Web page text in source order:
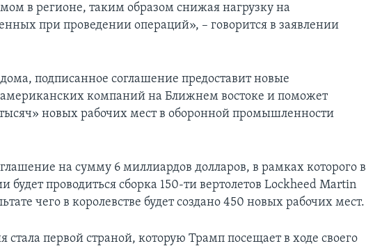
в регионе, таким образом снижая нагрузку на
при проведении операций», – говорится в заявлении
подписанное соглашение предоставит новые
компаний на Ближнем востоке и поможет
тысяч» новых рабочих мест в оборонной промышленности
на сумму 6 миллиардов долларов, в рамках которого в
будет проводиться сборка 150-ти вертолетов Lockheed Martin
чего в королевстве будет создано 450 новых рабочих мест.
стала первой страной, которую Трамп посещает в ходе своего